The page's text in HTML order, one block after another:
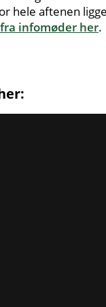
hele aftenen
infomøder her.